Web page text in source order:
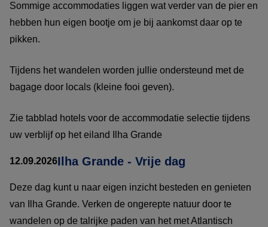
Sommige accommodaties liggen wat verder van de pier en
hebben hun eigen bootje om je bij aankomst daar op te
pikken.
Tijdens het wandelen worden jullie ondersteund met de
bagage door locals (kleine fooi geven).
Zie tabblad hotels voor de accommodatie selectie tijdens
uw verblijf op het eiland Ilha Grande
12.09.2026Ilha Grande - Vrije dag
Deze dag kunt u naar eigen inzicht besteden en genieten
van Ilha Grande. Verken de ongerepte natuur door te
wandelen op de talrijke paden van het met Atlantisch